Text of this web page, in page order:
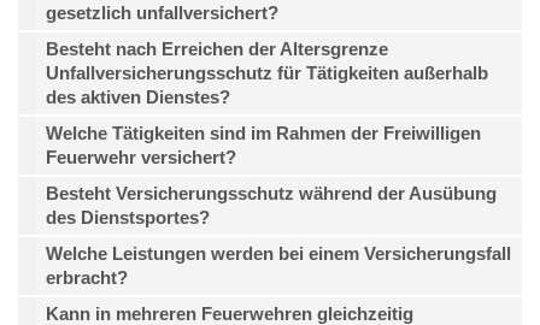
gesetzlich unfallversichert?
Besteht nach Erreichen der Altersgrenze
Unfallversicherungsschutz für Tätigkeiten außerhalb
des aktiven Dienstes?
Welche Tätigkeiten sind im Rahmen der Freiwilligen
Feuerwehr versichert?
Besteht Versicherungsschutz während der Ausübung
des Dienstsportes?
Welche Leistungen werden bei einem Versicherungsfall
erbracht?
Kann in mehreren Feuerwehren gleichzeitig